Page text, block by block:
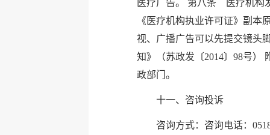
医疗广告。 第八条 医疗机构
《医疗机构执业许可证》副
视、广播广告可以先提交镜头
知》（苏政发〔2014〕98号）
政部门。
十一、咨询投诉
咨询方式：咨询电话：